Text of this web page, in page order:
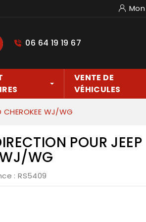
06 64 19 19 67
VENTE DE
VÉHICULES
CHEROKEE WJ/WG
POUR JEEP
WJ/WG
: RS5409